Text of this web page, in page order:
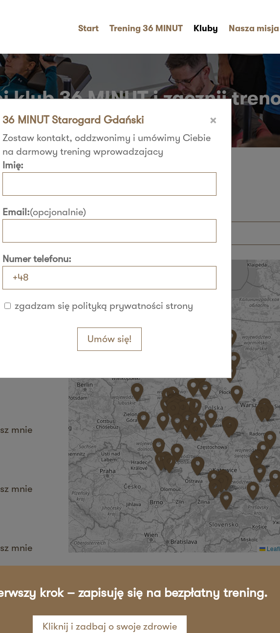
Start Trening 36 MINUT Kluby Nasza misja
klub 36 MINUT i zacznij
mnie
mnie
mnie
mnie
mnie
−
×
36 MINUT Starogard Gdański
Zostaw kontakt, oddzwonimy i umówimy Ciebie
na darmowy trening wprowadzajacy
Imię:
Email:(opcjonalnie)
Numer telefonu:
zgadzam się polityką prywatności strony
Umów się!
krok – zapisuję się na bezpłatny trening.
Kliknij i zadbaj o swoje zdrowie